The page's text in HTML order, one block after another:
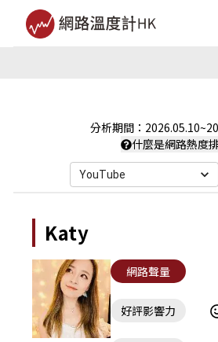
分析期間： 2026.05.10~
什麼是網路熱度
YouTube
Katy
網路聲量
好評影響力